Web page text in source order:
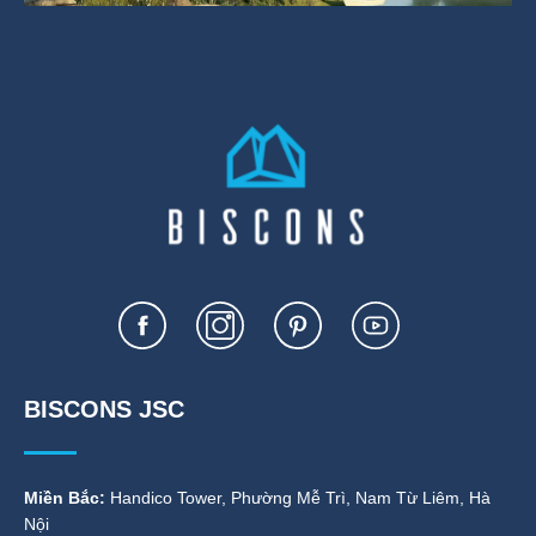
BISCONS JSC
Miền Bắc: Handico Tower, Phường Mễ Trì, Nam Từ Liêm, Hà
Nội